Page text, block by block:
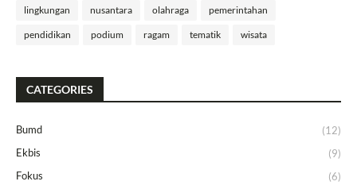
lingkungan nusantara olahraga pemerintahan
pendidikan podium ragam tematik wisata
CATEGORIES
Bumd
(12)
Ekbis
(9)
Fokus
(6)